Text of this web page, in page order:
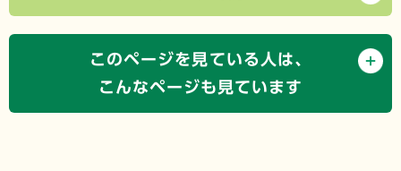
このページを見ている人は、
こんなページも見ています